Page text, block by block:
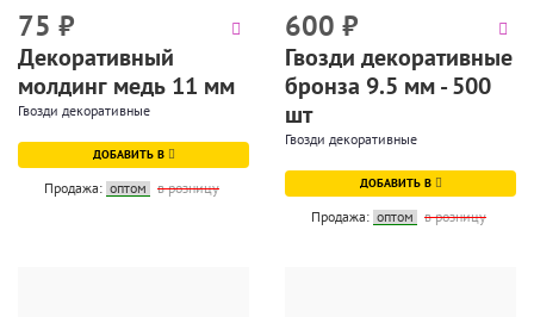
75 ₽
Декоративный
молдинг медь 11 мм
Гвозди декоративные
ДОБАВИТЬ В
Продажа: оптом в розницу
600 ₽
Гвозди декоративные
бронза 9.5 мм - 500
шт
Гвозди декоративные
ДОБАВИТЬ В
Продажа: оптом в розницу